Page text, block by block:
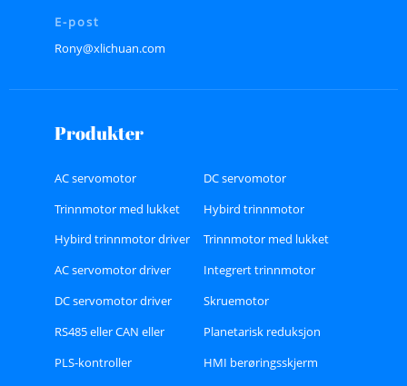
E-post
Rony@xlichuan.com
Produkter
AC servomotor
DC servomotor
Trinnmotor med lukket
sløyfe
Hybird trinnmotor
Hybird trinnmotor driver
Trinnmotor med lukket
sløyfe
AC servomotor driver
Integrert trinnmotor
DC servomotor driver
Skruemotor
RS485 eller CAN eller
Ethercat busstype
Planetarisk reduksjon
PLS-kontroller
HMI berøringsskjerm